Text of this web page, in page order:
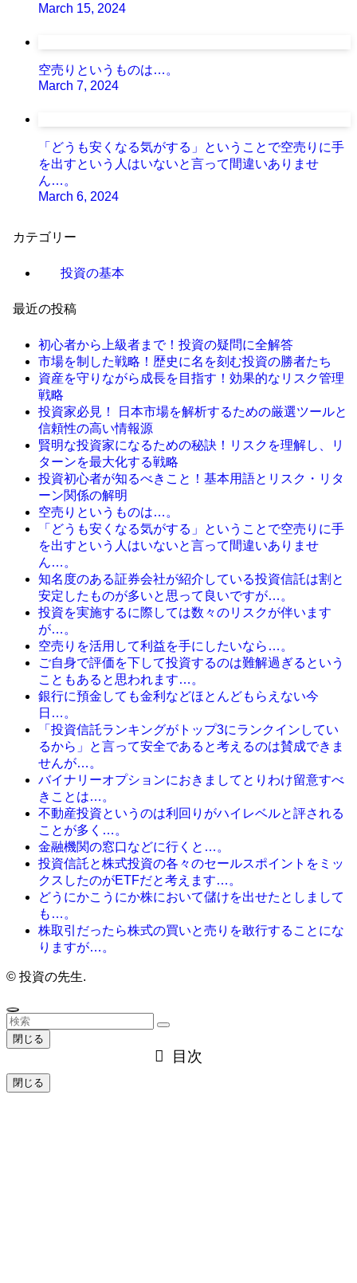
March 15, 2024
空売りというものは…。
March 7, 2024
「どうも安くなる気がする」ということで空売りに手
を出すという人はいないと言って間違いありませ
ん…。
March 6, 2024
カテゴリー
投資の基本
最近の投稿
初心者から上級者まで！投資の疑問に全解答
市場を制した戦略！歴史に名を刻む投資の勝者たち
資産を守りながら成長を目指す！効果的なリスク管理
戦略
投資家必見！ 日本市場を解析するための厳選ツールと
信頼性の高い情報源
賢明な投資家になるための秘訣！リスクを理解し、リ
ターンを最大化する戦略
投資初心者が知るべきこと！基本用語とリスク・リタ
ーン関係の解明
空売りというものは…。
「どうも安くなる気がする」ということで空売りに手
を出すという人はいないと言って間違いありませ
ん…。
知名度のある証券会社が紹介している投資信託は割と
安定したものが多いと思って良いですが…。
投資を実施するに際しては数々のリスクが伴います
が…。
空売りを活用して利益を手にしたいなら…。
ご自身で評価を下して投資するのは難解過ぎるという
こともあると思われます…。
銀行に預金しても金利などほとんどもらえない今
日…。
「投資信託ランキングがトップ3にランクインしてい
るから」と言って安全であると考えるのは賛成できま
せんが…。
バイナリーオプションにおきましてとりわけ留意すべ
きことは…。
不動産投資というのは利回りがハイレベルと評される
ことが多く…。
金融機関の窓口などに行くと…。
投資信託と株式投資の各々のセールスポイントをミッ
クスしたのがETFだと考えます…。
どうにかこうにか株において儲けを出せたとしまして
も…。
株取引だったら株式の買いと売りを敢行することにな
りますが…。
© 投資の先生.
閉じる
目次
閉じる